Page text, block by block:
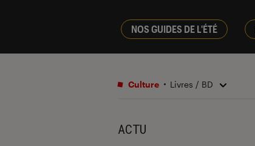
NOS GUIDES DE L'ÉTÉ
Culture Livres / BD
ACTU